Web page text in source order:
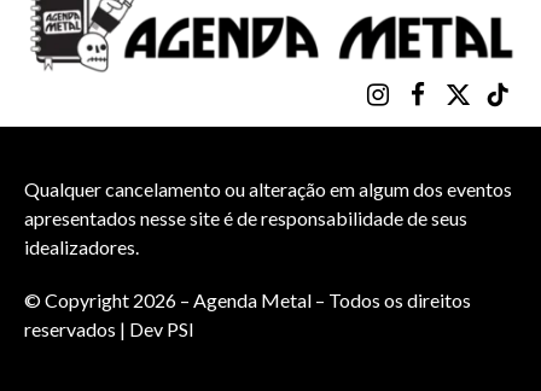
InstagramFacebook
X
(Twitter)
Qualquer cancelamento ou alteração em algum dos eventos
apresentados nesse site é de responsabilidade de seus
idealizadores.
© Copyright 2026 – Agenda Metal – Todos os direitos
reservados | Dev PSI